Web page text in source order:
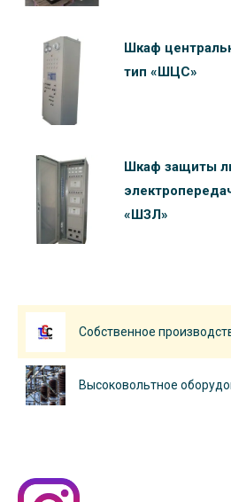
Шкаф
тип «ШЦС»
Шкаф защиты
«ШЗЛ»
Собственное
Высоковольтное